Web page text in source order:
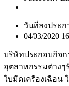
วันที่ลงประก
04/03/2020
บริษัทประกอบกิจก
อุตสาหกรรมต่างๆ
ใบมีดเครื่องเฉือน